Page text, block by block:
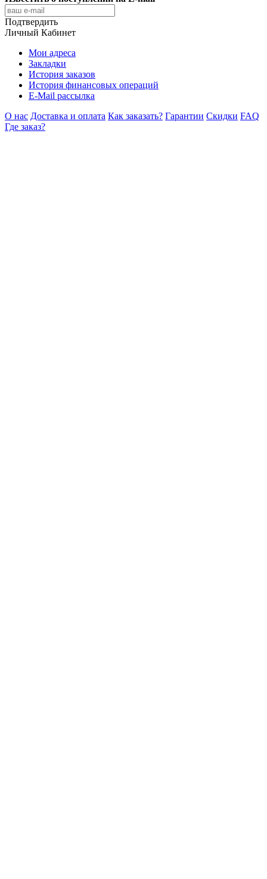
Подтвердить
Личный Кабинет
Мои адреса
Закладки
История заказов
История финансовых операций
E-Mail рассылка
О нас Доставка и оплата Как заказать? Гарантии Скидки FAQ
Где заказ?